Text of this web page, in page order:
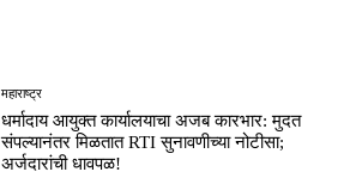
महाराष्ट्र
धर्मादाय आयुक्त कार्यालयाचा अजब कारभार: मुदत
संपल्यानंतर मिळतात RTI सुनावणीच्या नोटीसा;
अर्जदारांची धावपळ!